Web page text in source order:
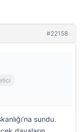
#22158
sundu.